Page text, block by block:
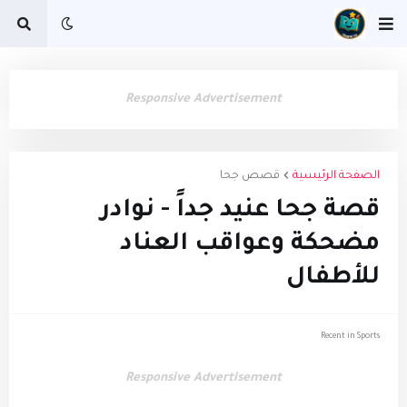
Responsive Advertisement
الصفحة الرئيسية قصص جحا
قصة جحا عنيد جداً - نوادر
مضحكة وعواقب العناد
للأطفال
Recent in Sports
Responsive Advertisement